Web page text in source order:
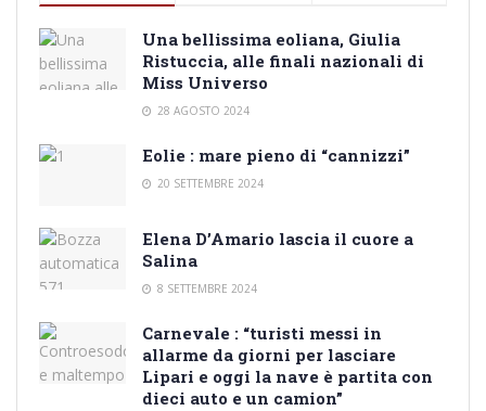
Una bellissima eoliana, Giulia
Ristuccia, alle finali nazionali di
Miss Universo
28 AGOSTO 2024
Eolie : mare pieno di “cannizzi”
20 SETTEMBRE 2024
Elena D’Amario lascia il cuore a
Salina
8 SETTEMBRE 2024
Carnevale : “turisti messi in
allarme da giorni per lasciare
Lipari e oggi la nave è partita con
dieci auto e un camion”